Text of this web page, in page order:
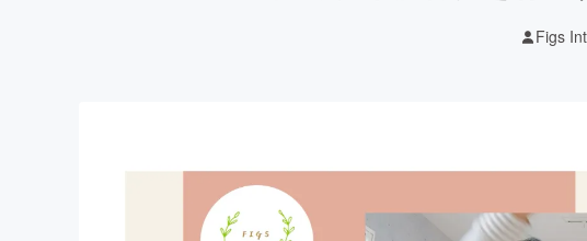
テクノロジー・ガジェット ゲーム・
Figs